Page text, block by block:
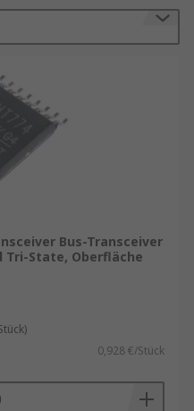
angewiesen
zu verstärken
er die Signale
können. Ein
die in einem
Der Sender
analoge Signale
werden. Der
Signale auf und
Signale, die von
können.
Bus-Transceiver
Tri-State, Oberfläche
0,928 €/Stück